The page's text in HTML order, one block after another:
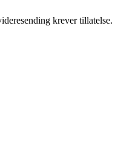
krever tillatelse.